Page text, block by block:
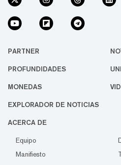
PARTNER
PROFUNDIDADES
MONEDAS
EXPLORADOR DE NOTICIAS
ACERCA DE
Equipo
Manifiesto